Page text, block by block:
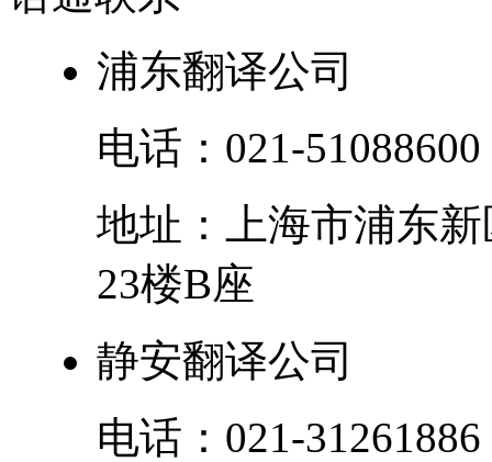
浦东翻译公司
电话： 021-51088600
地址：
上海市浦东新
23楼B座
静安翻译公司
电话： 021-31261886